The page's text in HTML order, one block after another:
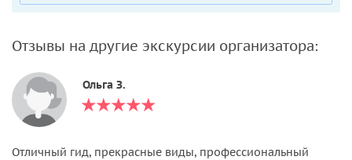
Отзывы на другие экскурсии организатора:
Ольга З.
Отличный гид, прекрасные виды, профессиональный